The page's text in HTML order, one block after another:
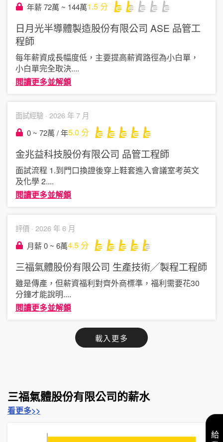
年薪 72萬 ~ 144萬1.5分
日月光半導體製造股份有限公司 ASE 品管工
程師
每年薪資成長幅度低，主要提高薪資路徑為小白單，
小白單完全取決....
閱讀更多並解鎖
面試經驗 · 2026 年 7 月
0 ~ 72萬 / 年5.0 分
金兆益科技股份有限公司 品管工程師
面試流程 1.到門口換證後穿上鞋套進入會議室考英文
及化學 2....
閱讀更多並解鎖
評價 · 2026 年 6 月
月薪 0 ~ 6萬4.5分
三福氣體股份有限公司 生產技術╱製程工程師
雖是傳產，但薪資福利對齊外商標準，福利需要花30
分鐘才能說明....
閱讀更多並解鎖
載入更多
三福氣體股份有限公司的薪水
看更多>>